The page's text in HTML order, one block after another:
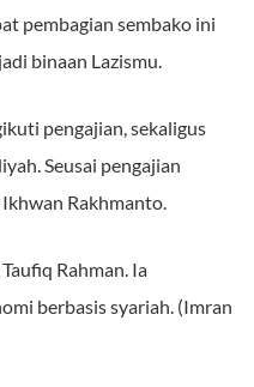
pembagian sembako ini
binaan Lazismu.
pengajian, sekaligus
Seusai pengajian
Rakhmanto.
Rahman. Ia
berbasis syariah. (Imran